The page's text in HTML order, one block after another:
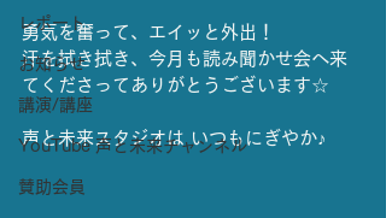
レポート
お知らせ
講演/講座
YouTube 声と未来チャンネル
賛助会員
勇気を奮って、エイッと外出！
汗を拭き拭き、今月も読み聞かせ会へ来
てくださってありがとうございます☆
声と未来スタジオは いつもにぎやか♪